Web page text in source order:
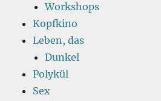
Workshops
Kopfkino
Leben, das
Dunkel
Polykül
Sex